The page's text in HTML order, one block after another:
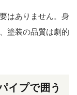
はありません。身
塗装の品質は劇的
イプで囲う